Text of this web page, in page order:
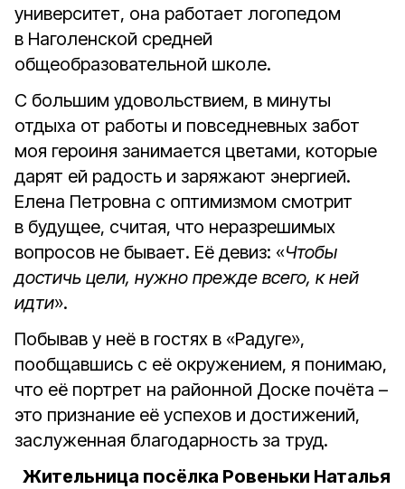
университет, она работает логопедом
в Наголенской средней
общеобразовательной школе.
С большим удовольствием, в минуты
отдыха от работы и повседневных забот
моя героиня занимается цветами, которые
дарят ей радость и заряжают энергией.
Елена Петровна с оптимизмом смотрит
в будущее, считая, что неразрешимых
вопросов не бывает. Её девиз: «Чтобы
достичь цели, нужно прежде всего, к ней
идти».
Побывав у неё в гостях в «Радуге»,
пообщавшись с её окружением, я понимаю,
что её портрет на районной Доске почёта –
это признание её успехов и достижений,
заслуженная благодарность за труд.
Жительница посёлка Ровеньки Наталья